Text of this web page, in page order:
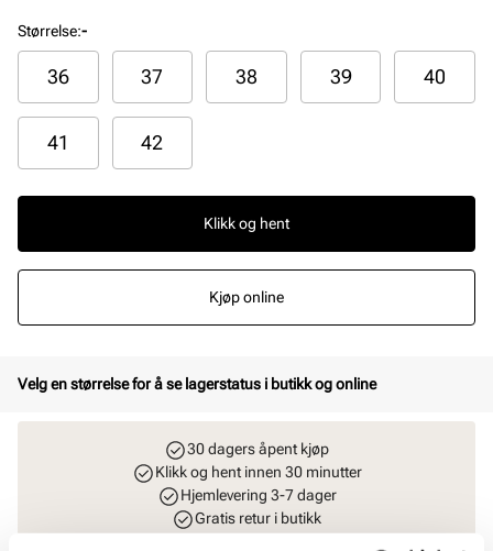
Størrelse:-
36 37 38 39 40
41 42
Klikk og hent
Kjøp online
Velg en størrelse for å se lagerstatus i butikk og online
30 dagers åpent kjøp
Klikk og hent innen 30 minutter
Hjemlevering 3-7 dager
Gratis retur i butikk